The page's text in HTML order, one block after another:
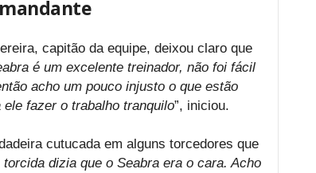
capitão da equipe, deixou claro que
é um excelente treinador, não foi fácil
acho um pouco injusto o que estão
fazer o trabalho tranquilo”, iniciou.
cutucada em alguns torcedores que
dizia que o Seabra era o cara. Acho